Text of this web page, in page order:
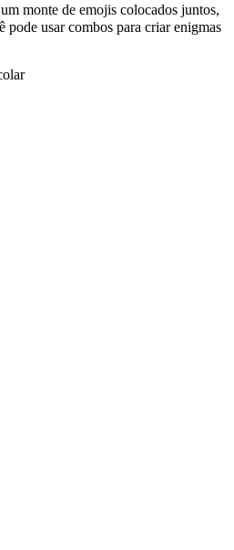
monte de emojis colocados juntos,
usar combos para criar enigmas